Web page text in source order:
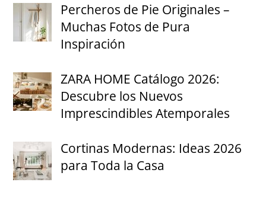
Percheros de Pie Originales –
Muchas Fotos de Pura
Inspiración
ZARA HOME Catálogo 2026:
Descubre los Nuevos
Imprescindibles Atemporales
Cortinas Modernas: Ideas 2026
para Toda la Casa